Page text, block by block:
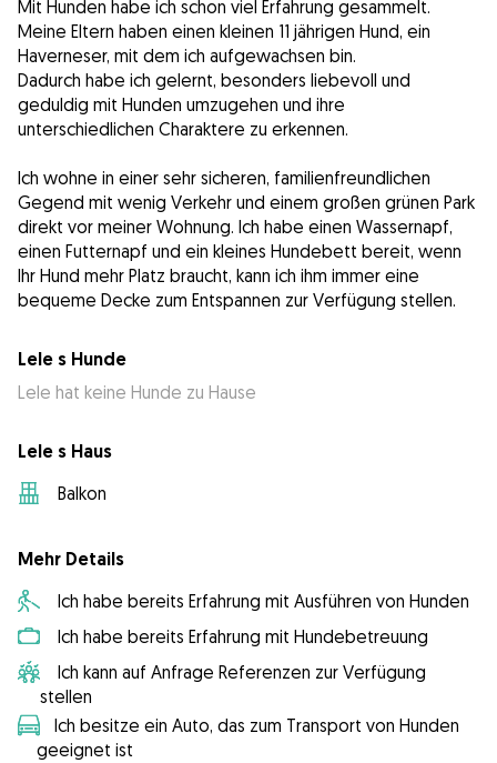
Mit Hunden habe ich schon viel Erfahrung gesammelt.
Meine Eltern haben einen kleinen 11 jährigen Hund, ein
Haverneser, mit dem ich aufgewachsen bin.
Dadurch habe ich gelernt, besonders liebevoll und
geduldig mit Hunden umzugehen und ihre
unterschiedlichen Charaktere zu erkennen.
Ich wohne in einer sehr sicheren, familienfreundlichen
Gegend mit wenig Verkehr und einem großen grünen Park
direkt vor meiner Wohnung. Ich habe einen Wassernapf,
einen Futternapf und ein kleines Hundebett bereit, wenn
Ihr Hund mehr Platz braucht, kann ich ihm immer eine
bequeme Decke zum Entspannen zur Verfügung stellen.
Lele s Hunde
Lele hat keine Hunde zu Hause
Lele s Haus
Balkon
Mehr Details
Ich habe bereits Erfahrung mit Ausführen von Hunden
Ich habe bereits Erfahrung mit Hundebetreuung
Ich kann auf Anfrage Referenzen zur Verfügung
stellen
Ich besitze ein Auto, das zum Transport von Hunden
geeignet ist